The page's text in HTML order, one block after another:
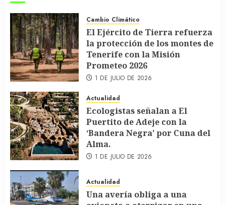
Cambio Climático
El Ejército de Tierra refuerza
la protección de los montes de
Tenerife con la Misión
Prometeo 2026
1 DE JULIO DE 2026
Actualidad
Ecologistas señalan a El
Puertito de Adeje con la
‘Bandera Negra’ por Cuna del
Alma.
1 DE JULIO DE 2026
Actualidad
Una avería obliga a una